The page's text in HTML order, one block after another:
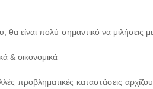
θα είναι πολύ σημαντικό να μιλήσεις
& οικονομικά
προβληματικές καταστάσεις